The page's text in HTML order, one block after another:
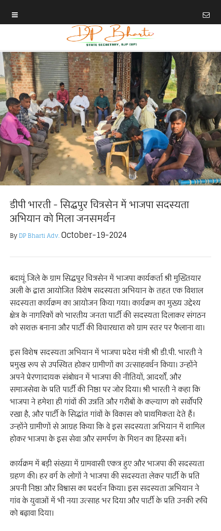
डीपी भारती - सिद्धपुर चित्रसेन में भाजपा सदस्यता
अभियान को मिला जनसमर्थन
ByDP Bharti Adv. October-19-2024
बदायूं जिले के ग्राम सिद्धपुर चित्रसेन में भाजपा कार्यकर्ता श्री मुख्तियार
अली के द्वारा आयोजित विशेष सदस्यता अभियान के तहत एक विशाल
सदस्यता कार्यक्रम का आयोजन किया गया। कार्यक्रम का मुख्य उद्देश्य
क्षेत्र के नागरिकों को भारतीय जनता पार्टी की सदस्यता दिलाकर संगठन
को सशक्त बनाना और पार्टी की विचारधारा को ग्राम स्तर पर फैलाना था।
इस विशेष सदस्यता अभियान में भाजपा प्रदेश मंत्री श्री डी.पी. भारती ने
प्रमुख रूप से उपस्थित होकर ग्रामीणों का उत्साहवर्धन किया। उन्होंने
अपने प्रेरणादायक संबोधन में भाजपा की नीतियों, आदर्शों, और
समाजसेवा के प्रति पार्टी की निष्ठा पर जोर दिया। श्री भारती ने कहा कि
भाजपा ने हमेशा ही गांवों की उन्नति और गरीबों के कल्याण को सर्वोपरि
रखा है, और पार्टी के सिद्धांत गांवों के विकास को प्राथमिकता देते हैं।
उन्होंने ग्रामीणों से आग्रह किया कि वे इस सदस्यता अभियान में शामिल
होकर भाजपा के इस सेवा और समर्पण के मिशन का हिस्सा बनें।
कार्यक्रम में बड़ी संख्या में ग्रामवासी एकत्र हुए और भाजपा की सदस्यता
ग्रहण की। हर वर्ग के लोगों ने भाजपा की सदस्यता लेकर पार्टी के प्रति
अपनी निष्ठा और विश्वास का प्रदर्शन किया। इस सदस्यता अभियान ने
गांव के युवाओं में भी नया उत्साह भर दिया और पार्टी के प्रति उनकी रुचि
को बढ़ावा दिया।